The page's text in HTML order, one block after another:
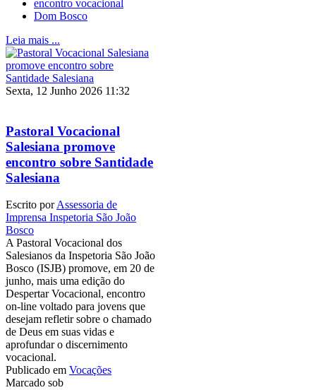
encontro vocacional
Dom Bosco
Leia mais ...
Sexta, 12 Junho 2026 11:32
Pastoral Vocacional
Salesiana promove
encontro sobre Santidade
Salesiana
Escrito porAssessoria de
Imprensa Inspetoria São João
Bosco
A Pastoral Vocacional dos
Salesianos da Inspetoria São João
Bosco (ISJB) promove, em 20 de
junho, mais uma edição do
Despertar Vocacional, encontro
on-line voltado para jovens que
desejam refletir sobre o chamado
de Deus em suas vidas e
aprofundar o discernimento
vocacional.
Publicado em Vocações
Marcado sob